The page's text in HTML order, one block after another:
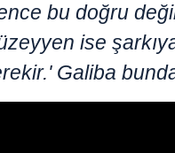
bu doğru
ise
Galiba